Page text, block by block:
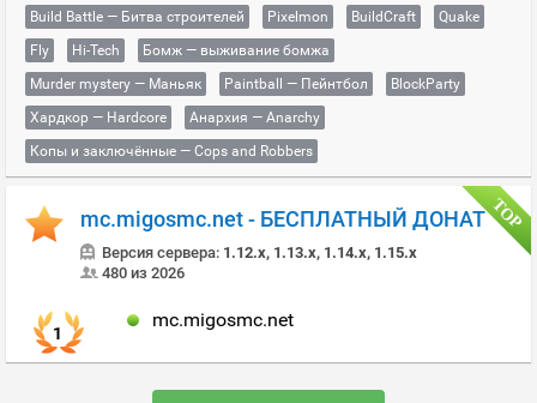
Build Battle — Битва строителей
Pixelmon BuildCraft
Quake
Fly
Hi-Tech
Бомж — выживание бомжа
Murder mystery — Маньяк
Paintball — Пейнтбол
BlockParty
Хардкор — Hardcore
Анархия — Anarchy
Копы и заключённые — Cops and Robbers
mc.migosmc.net - БЕСПЛАТНЫЙ ДОНАТ
Версия сервера: 1.12.x, 1.13.x, 1.14.x, 1.15.x
480 из 2026
1
mc.migosmc.net